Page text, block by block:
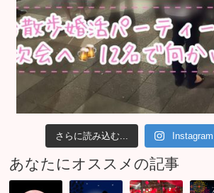
さらに読み込む...
あなたにオススメの記事
び 香